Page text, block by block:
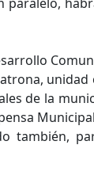
de la
también,